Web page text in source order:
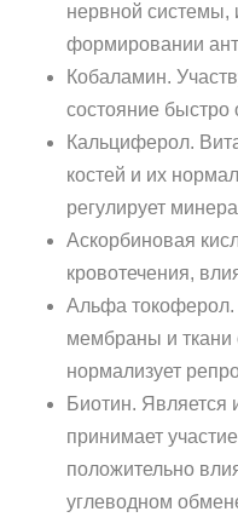
нервной системы,
формировании
Кобаламин.
состояние
Кальциферол.
костей и их
регулирует
Аскорбиновая
кровотечения,
Альфа токоферол.
мембраны и ткани
нормализует
Биотин. Является
принимает
положительно
углеводном